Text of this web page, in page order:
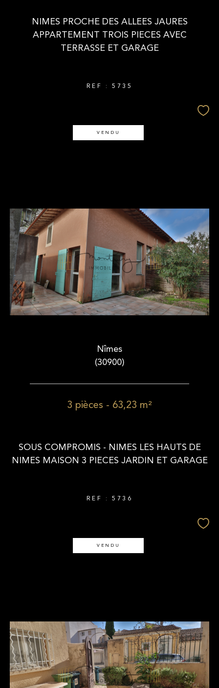
NIMES PROCHE DES ALLEES JAURES
APPARTEMENT TROIS PIECES AVEC
TERRASSE ET GARAGE
REF : 5735
VENDU
Nîmes
(30900)
3 pièces - 63,23 m²
SOUS COMPROMIS - NIMES LES HAUTS DE
NIMES MAISON 3 PIECES JARDIN ET GARAGE
REF : 5736
VENDU